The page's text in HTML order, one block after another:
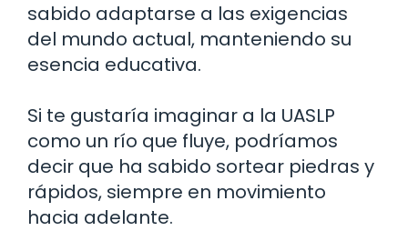
sabido adaptarse a las exigencias
del mundo actual, manteniendo su
esencia educativa.
Si te gustaría imaginar a la UASLP
como un río que fluye, podríamos
decir que ha sabido sortear piedras y
rápidos, siempre en movimiento
hacia adelante.